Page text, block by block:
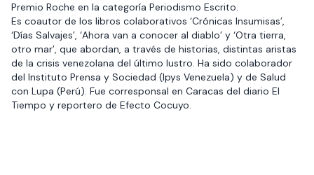
Premio Roche en la categoría Periodismo Escrito.
Es coautor de los libros colaborativos ‘Crónicas Insumisas’,
‘Días Salvajes’, ‘Ahora van a conocer al diablo’ y ‘Otra tierra,
otro mar’, que abordan, a través de historias, distintas aristas
de la crisis venezolana del último lustro. Ha sido colaborador
del Instituto Prensa y Sociedad (Ipys Venezuela) y de Salud
con Lupa (Perú). Fue corresponsal en Caracas del diario El
Tiempo y reportero de Efecto Cocuyo.